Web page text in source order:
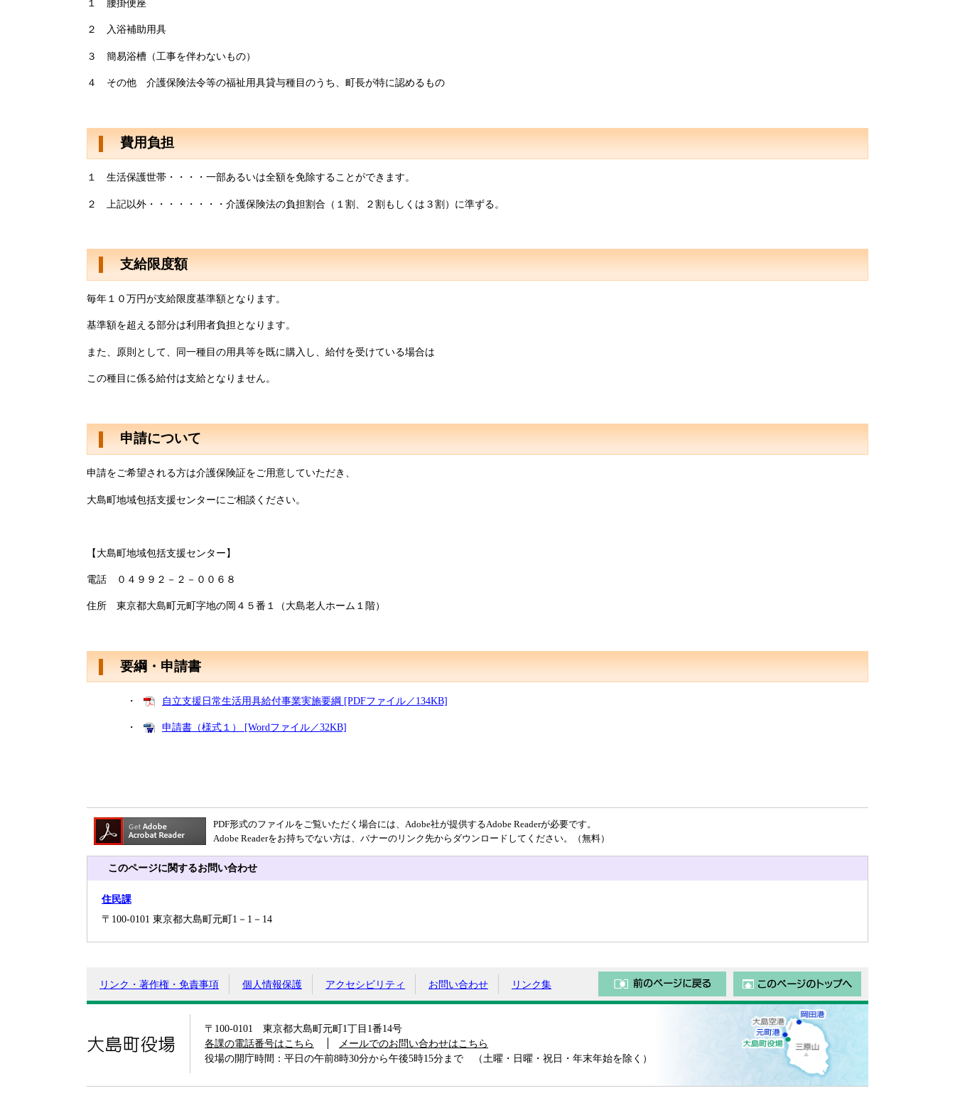
１ 腰掛便座
２ 入浴補助用具
３ 簡易浴槽（工事を伴わないもの）
４ その他 介護保険法令等の福祉用具貸与種目のうち、町長が特に認めるもの
費用負担
１ 生活保護世帯・・・・一部あるいは全額を免除することができます。
２ 上記以外・・・・・・・・介護保険法の負担割合（１割、２割もしくは３割）に準ずる。
支給限度額
毎年１０万円が支給限度基準額となります。
基準額を超える部分は利用者負担となります。
また、原則として、同一種目の用具等を既に購入し、給付を受けている場合は
この種目に係る給付は支給となりません。
申請について
申請をご希望される方は介護保険証をご用意していただき、
大島町地域包括支援センターにご相談ください。
【大島町地域包括支援センター】
電話 ０４９９２－２－００６８
住所 東京都大島町元町字地の岡４５番１（大島老人ホーム１階）
要綱・申請書
・ 自立支援日常生活用具給付事業実施要綱 [PDFファイル／134KB]
・ 申請書（様式１） [Wordファイル／32KB]
PDF形式のファイルをご覧いただく場合には、Adobe社が提供するAdobe Readerが必要です。
Adobe Readerをお持ちでない方は、バナーのリンク先からダウンロードしてください。（無料）
このページに関するお問い合わせ
住民課
〒100-0101 東京都大島町元町1－1－14
前のページに戻る
リンク・著作権・免責事項 個人情報保護 アクセシビリティ お問い合わせ リンク集
大島町役場
〒100-0101 東京都大島町元町1丁目1番14号
各課の電話番号はこちら
メールでのお問い合わせはこちら
役場の開庁時間：平日の午前8時30分から午後5時15分まで （土曜・日曜・祝日・年末年始を除く）